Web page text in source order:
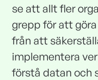
se att allt fler
grepp för att
från att
implementera
förstå datan och